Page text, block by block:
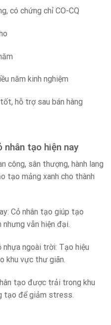
có chứng chỉ CO-CQ
năm kinh nghiệm
hỗ trợ sau bán hàng
nhân tạo hiện nay
công, sân thượng, hành lang
tạo mảng xanh cho thành
Cỏ nhân tạo giúp tạo
vẫn hiện đại.
nhựa ngoài trời: Tạo hiệu
khu vực thư giãn.
tạo được trải trong khu
tạo để giảm stress.